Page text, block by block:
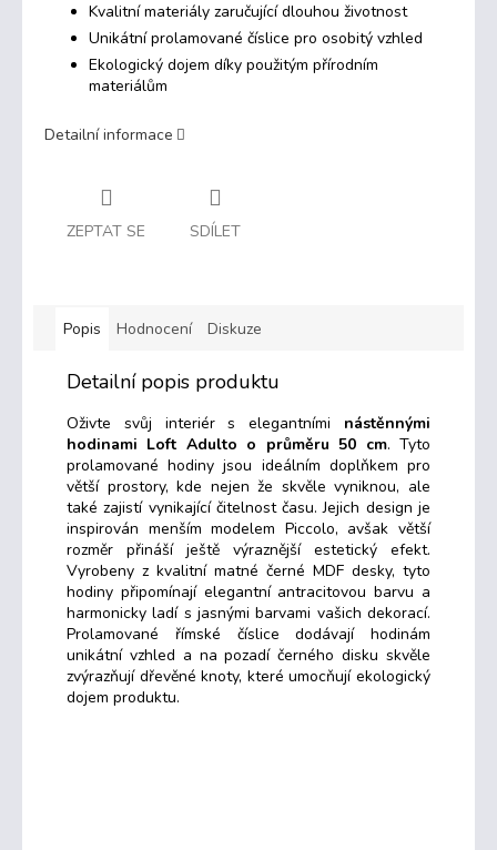
Kvalitní materiály zaručující dlouhou životnost
Unikátní prolamované číslice pro osobitý vzhled
Ekologický dojem díky použitým přírodním
materiálům
Detailní informace
ZEPTAT SE SDÍLET
Popis Hodnocení Diskuze
Detailní popis produktu
Oživte svůj interiér s elegantními nástěnnými
hodinami Loft Adulto o průměru 50 cm. Tyto
prolamované hodiny jsou ideálním doplňkem pro
větší prostory, kde nejen že skvěle vyniknou, ale
také zajistí vynikající čitelnost času. Jejich design je
inspirován menším modelem Piccolo, avšak větší
rozměr přináší ještě výraznější estetický efekt.
Vyrobeny z kvalitní matné černé MDF desky, tyto
hodiny připomínají elegantní antracitovou barvu a
harmonicky ladí s jasnými barvami vašich dekorací.
Prolamované římské číslice dodávají hodinám
unikátní vzhled a na pozadí černého disku skvěle
zvýrazňují dřevěné knoty, které umocňují ekologický
dojem produktu.